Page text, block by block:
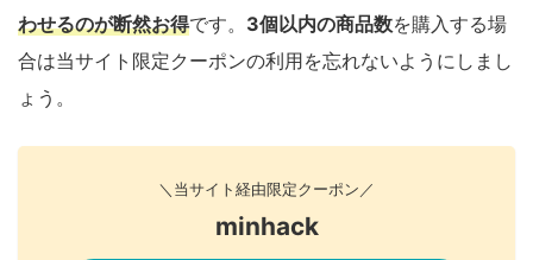
わせるのが断然お得です。 3個以内の商品数を購入する場
合は当サイト限定クーポンの利用を忘れないようにしまし
ょう。
＼当サイト経由限定クーポン／
minhack